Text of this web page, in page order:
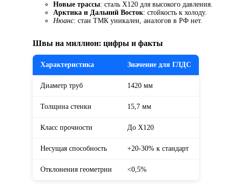
Новые трассы: сталь X120 для высокого давления.
Арктика и Дальний Восток: стойкость к холоду.
Нюанс: стан ТМК уникален, аналогов в РФ нет.
Швы на миллион: цифры и факты
Характеристика Значение для ГЛДС
Диаметр труб 1420 мм
Толщина стенки 15,7 мм
Класс прочности До X120
Несущая способность +20-30% к стандарт
Отклонения геометрии <0,5%